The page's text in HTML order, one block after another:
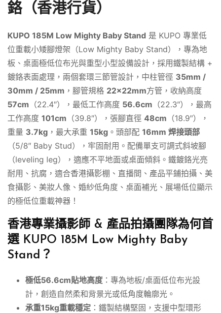
鉻（香港行貨）
KUPO 185M Low Mighty Baby Stand 是 KUPO 專業低
位重載小矮腳燈架（Low Mighty Baby Stand），專為地
板、桌面極低位布光與重型小型設備設計，採用鐵製結構 +
鍍鉻表面處理，兩個套環三節管設計，中柱管徑 35mm /
30mm / 25mm ，腳管規格 22×22mm方管，收納高度
57cm （22.4″），最低工作高度 56.6cm （22.3″），最高
工作高度 101cm （39.8″），張腳直徑 48cm （18.9″），
重量 3.7kg ，最大承重 15kg 。頭部配 16mm 焊接頭部
（5/8″ Baby Stud），牢固耐用。配備單支可調式斜坡腳
（leveling leg），適應不平地面或桌面傾斜。鐵鍍鉻光亮
耐用、抗腐，適合香港攝影棚、直播間、產品平鋪拍攝、美
食攝影、美妝人像、婚紗低角度、桌面補光、展場低位顯示
的極低位重載神器！
香港專業攝影師 & 產品拍攝團隊為何首
選 KUPO 185M Low Mighty Baby
Stand？
極低56.6cm貼地高度 ：專為地板/桌面低位布光設
計，創造自然柔和背景光或低角度輪廓光。
承重15kg重載穩定 ：鐵製結構堅固，支援中型環形